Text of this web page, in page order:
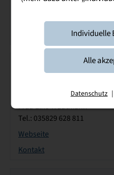
Tel.: 03591 6715 54
Webseite
02829 Markersdorf
Frau Elke Trautmann
Tel.: 035829 628 811
Webseite
Kontakt
Individuelle
Alle
Datenschutz |